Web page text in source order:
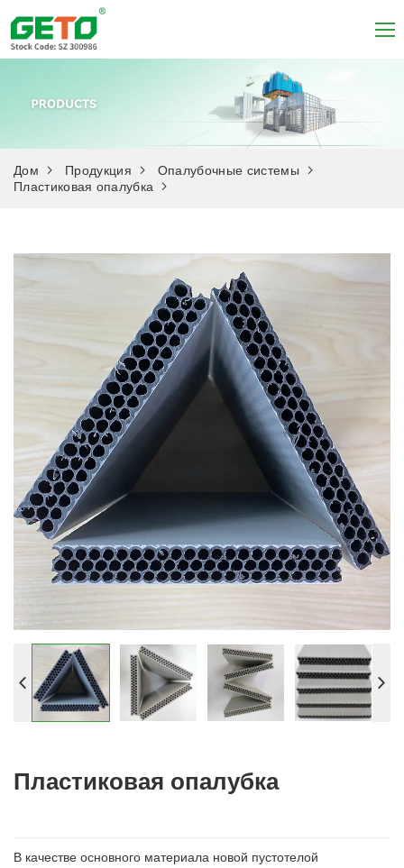
Дом Продукция
Опалубочные системы
Пластиковая опалубка
Пластиковая опалубка
В качестве основного материала новой пустотелой